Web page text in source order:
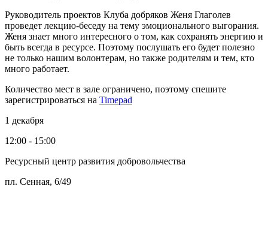
Руководитель проектов Клуба добряков Женя Глаголев
проведет лекцию-беседу на тему эмоционального выгорания.
Женя знает много интересного о том, как сохранять энергию и
быть всегда в ресурсе. Поэтому послушать его будет полезно
не только нашим волонтерам, но также родителям и тем, кто
много работает.
Количество мест в зале ограничено, поэтому спешите
зарегистрироваться на Timepad
1 декабря
12:00 - 15:00
Ресурсный центр развития добровольчества
пл. Сенная, 6/49